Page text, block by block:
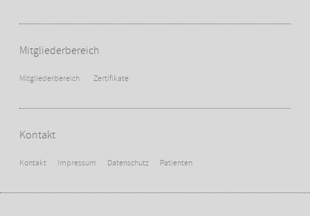
Mitgliederbereich
Mitgliederbereich Zertifikate
Kontakt
Kontakt Impressum Datenschutz Patienten